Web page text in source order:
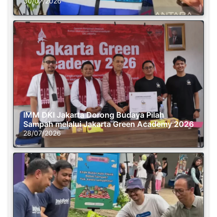
IMM DKI Jakarta Dorong Budaya Pilah
Sampah melalui Jakarta Green Academy 2026
28/07/2026